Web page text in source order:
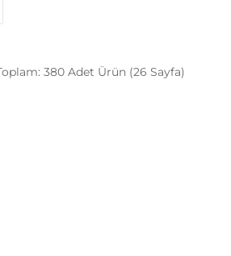
380 Adet Ürün (26 Sayfa)